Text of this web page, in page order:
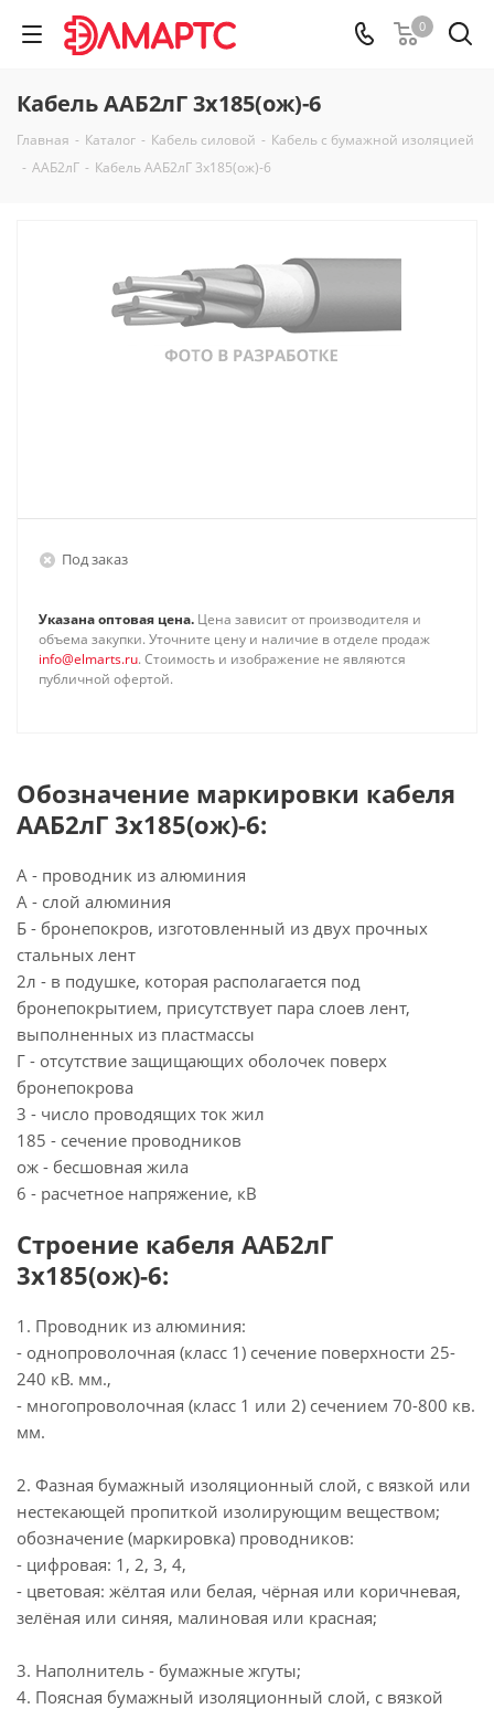
0
Кабель ААБ2лГ 3х185(ож)-6
Главная - Каталог - Кабель силовой - Кабель с бумажной изоляцией
- ААБ2лГ - Кабель ААБ2лГ 3х185(ож)-6
Под заказ
Указана оптовая цена. Цена зависит от производителя и
объема закупки. Уточните цену и наличие в отделе продаж
info@elmarts.ru. Стоимость и изображение не являются
публичной офертой.
Обозначение маркировки кабеля
ААБ2лГ 3х185(ож)-6:
А - проводник из алюминия
А - слой алюминия
Б - бронепокров, изготовленный из двух прочных
стальных лент
2л - в подушке, которая располагается под
бронепокрытием, присутствует пара слоев лент,
выполненных из пластмассы
Г - отсутствие защищающих оболочек поверх
бронепокрова
3 - число проводящих ток жил
185 - сечение проводников
ож - бесшовная жила
6 - расчетное напряжение, кВ
Строение кабеля ААБ2лГ
3х185(ож)-6:
1. Проводник из алюминия:
- однопроволочная (класс 1) сечение поверхности 25-
240 кВ. мм.,
- многопроволочная (класс 1 или 2) сечением 70-800 кв.
мм.
2. Фазная бумажный изоляционный слой, с вязкой или
нестекающей пропиткой изолирующим веществом;
обозначение (маркировка) проводников:
- цифровая: 1, 2, 3, 4,
- цветовая: жёлтая или белая, чёрная или коричневая,
зелёная или синяя, малиновая или красная;
3. Наполнитель - бумажные жгуты;
4. Поясная бумажный изоляционный слой, с вязкой